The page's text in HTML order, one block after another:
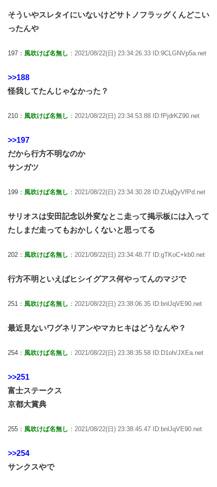
そういやスレタイにいないけどサトノフラッグくんどこい
ったんや
197： 風吹けば名無し ：2021/08/22(日) 23:34:26.33 ID:9CLGNVp5a.net
>>188
怪我してたんじゃなかった？
210： 風吹けば名無し ：2021/08/22(日) 23:34:53.88 ID:fPjdrKZ90.net
>>197
だから行方不明なのか
サンガツ
199： 風吹けば名無し ：2021/08/22(日) 23:34:30.28 ID:ZUqQyVfPd.net
サリオスは安田記念以外変なとこ走って掲示板には入って
たしまだ走ってもおかしくないと思ってる
202： 風吹けば名無し ：2021/08/22(日) 23:34:48.77 ID:gTKoC+kb0.net
行方不明といえばヒシイグアス何やってんのマジで
251： 風吹けば名無し ：2021/08/22(日) 23:38:06.35 ID:bnlJqVE90.net
最近見ないワグネリアンやマカヒキはどうなんや？
254： 風吹けば名無し ：2021/08/22(日) 23:38:35.58 ID:D1oh/JXEa.net
>>251
富士ステークス
京都大賞典
255： 風吹けば名無し ：2021/08/22(日) 23:38:45.47 ID:bnlJqVE90.net
>>254
サンクスやで